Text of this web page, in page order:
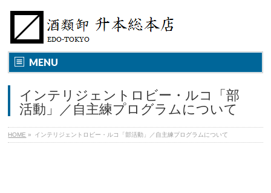
MENU
インテリジェントロビー・ルコ「部
活動」／自主練プログラムについて
HOME » インテリジェントロビー・ルコ「部活動」／自主練プログラムについて